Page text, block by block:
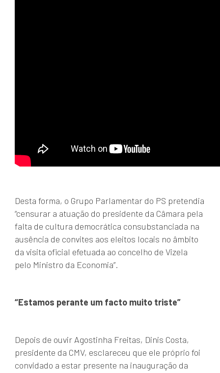
Desta forma, o Grupo Parlamentar do PS pretendia
“censurar a atuação do presidente da Câmara pela
falta de cultura democrática consubstanciada na
ausência de convites aos eleitos locais no âmbito
da visita oficial efetuada ao concelho de Vizela
pelo Ministro da Economia”.
“Estamos perante um facto muito triste”
Depois de ouvir Agostinha Freitas, Dinis Costa,
presidente da CMV, esclareceu que ele próprio foi
convidado a estar presente na inauguração da